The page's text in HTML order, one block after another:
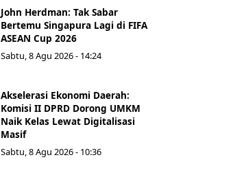
John Herdman: Tak Sabar
Bertemu Singapura Lagi di FIFA
ASEAN Cup 2026
Sabtu, 8 Agu 2026 - 14:24
Akselerasi Ekonomi Daerah:
Komisi II DPRD Dorong UMKM
Naik Kelas Lewat Digitalisasi
Masif
Sabtu, 8 Agu 2026 - 10:36